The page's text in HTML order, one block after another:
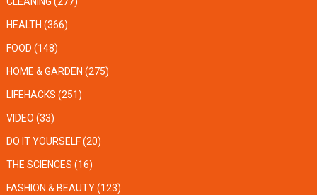
HEALTH (366)
FOOD (148)
HOME & GARDEN (275)
LIFEHACKS (251)
VIDEO (33)
DO IT YOURSELF(20)
THE SCIENCES (16)
FASHION & BEAUTY(123)